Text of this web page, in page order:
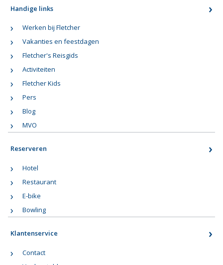
Handige links
Werken bij Fletcher
Vakanties en feestdagen
Fletcher's Reisgids
Activiteiten
Fletcher Kids
Pers
Blog
MVO
Reserveren
Hotel
Restaurant
E-bike
Bowling
Klantenservice
Contact